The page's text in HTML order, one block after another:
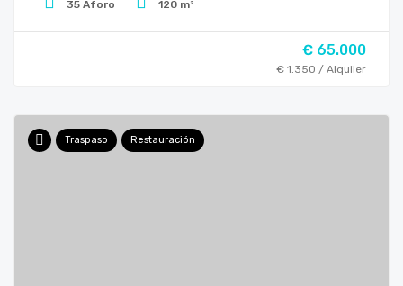
35 Aforo 120 m²
€ 65.000
€ 1.350 / Alquiler
Traspaso Restauración